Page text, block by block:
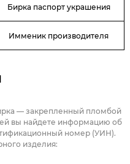
Бирка паспорт украшения
Имменик производителя
— закрепленный пломбой
вы найдете информацию об
номер (УИН).
изделия: